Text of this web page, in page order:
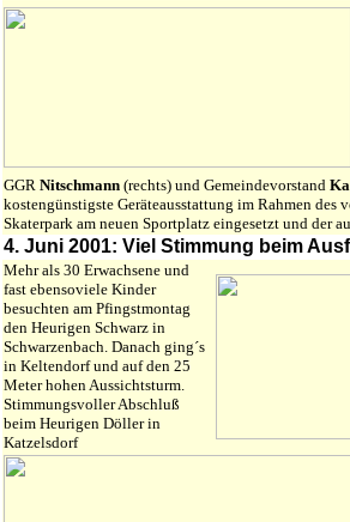
GGR Nitschmann (rechts) und Gemeindevorstand
kostengünstigste Geräteausstattung im Rahmen
Skaterpark am neuen Sportplatz eingesetzt und der
4. Juni 2001: Viel Stimmung beim
Mehr als 30 Erwachsene und
fast ebensoviele Kinder
besuchten am Pfingstmontag
den Heurigen Schwarz in
Schwarzenbach. Danach ging´s
in Keltendorf und auf den 25
Meter hohen Aussichtsturm.
Stimmungsvoller Abschluß
beim Heurigen Döller in
Katzelsdorf